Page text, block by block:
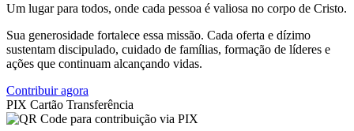
Um lugar para todos, onde cada pessoa é valiosa no corpo de Cristo.
Sua generosidade fortalece essa missão. Cada oferta e dízimo
sustentam discipulado, cuidado de famílias, formação de líderes e
ações que continuam alcançando vidas.
Contribuir agora
PIX Cartão Transferência